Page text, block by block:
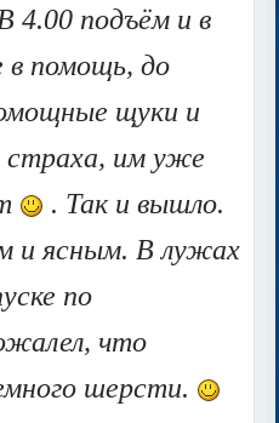
4.00 подъём и в
в помощь, до
щуки и
страха, им уже
. Так и вышло.
и ясным. В лужах
по
что
шерсти.